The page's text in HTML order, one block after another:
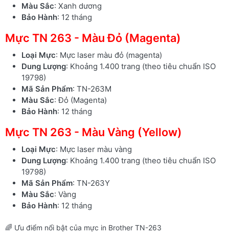
Màu Sắc: Xanh dương
Bảo Hành: 12 tháng
Mực TN 263 - Màu Đỏ (Magenta)
Loại Mực: Mực laser màu đỏ (magenta)
Dung Lượng: Khoảng 1.400 trang (theo tiêu chuẩn ISO
19798)
Mã Sản Phẩm: TN-263M
Màu Sắc: Đỏ (Magenta)
Bảo Hành: 12 tháng
Mực TN 263 - Màu Vàng (Yellow)
Loại Mực: Mực laser màu vàng
Dung Lượng: Khoảng 1.400 trang (theo tiêu chuẩn ISO
19798)
Mã Sản Phẩm: TN-263Y
Màu Sắc: Vàng
Bảo Hành: 12 tháng
🌈 Ưu điểm nổi bật của mực in Brother TN-263